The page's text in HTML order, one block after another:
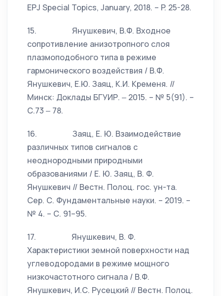
EPJ Special Topics, January, 2018. – P. 25-28.
15. Янушкевич, В.Ф. Входное
сопротивление анизотропного слоя
плазмоподобного типа в режиме
гармонического воздействия / В.Ф.
Янушкевич, Е.Ю. Заяц, К.И. Кременя. //
Минск: Доклады БГУИР. ‒ 2015. – № 5(91). –
С.73 ‒ 78.
16. Заяц, Е. Ю. Взаимодействие
различных типов сигналов с
неоднородными природными
образованиями / Е. Ю. Заяц, В. Ф.
Янушкевич // Вестн. Полоц. гос. ун-та.
Сер. С. Фундаментальные науки. – 2019. –
№ 4. – С. 91–95.
17. Янушкевич, В. Ф.
Характеристики земной поверхности над
углеводородами в режиме мощного
низкочастотного сигнала / В.Ф.
Янушкевич, И.С. Русецкий // Вестн. Полоц.